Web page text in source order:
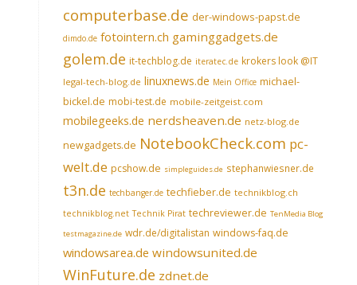
computerbase.de der-windows-papst.de
dimdo.de fotointern.ch gaminggadgets.de
golem.de it-techblog.de iteratec.de krokers look @IT
legal-tech-blog.de linuxnews.de Mein Office michael-
bickel.de mobi-test.de mobile-zeitgeist.com
mobilegeeks.de nerdsheaven.de netz-blog.de
newgadgets.de NotebookCheck.com pc-
welt.de pcshow.de simpleguides.de stephanwiesner.de
t3n.de techbanger.de techfieber.de technikblog.ch
technikblog.net Technik Pirat techreviewer.de TenMedia Blog
testmagazine.de wdr.de/digitalistan windows-faq.de
windowsarea.de windowsunited.de
WinFuture.de zdnet.de